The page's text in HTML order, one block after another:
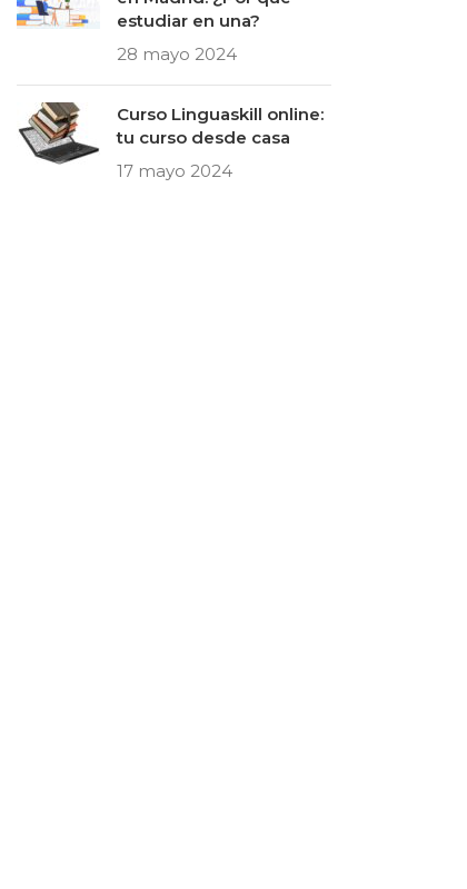
estudiar en una?
28 mayo 2024
Curso Linguaskill online:
tu curso desde casa
17 mayo 2024